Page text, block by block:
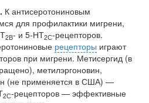
К антисеротониновым
для профилактики мигрени,
2В- и 5-НТ2С-рецепторов.
рецепторы играют
при мигрени. Метисергид (в
метилэргоновин,
(не применяется в США) —
2С-рецепторов — эффективные